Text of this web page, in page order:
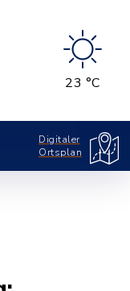
23 °C
Digitaler
Ortsplan